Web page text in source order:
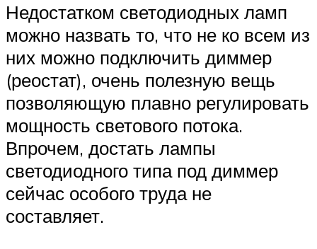
Недостатком светодиодных ламп
можно назвать то, что не ко всем из
них можно подключить диммер
(реостат), очень полезную вещь
позволяющую плавно регулировать
мощность светового потока.
Впрочем, достать лампы
светодиодного типа под диммер
сейчас особого труда не
составляет.